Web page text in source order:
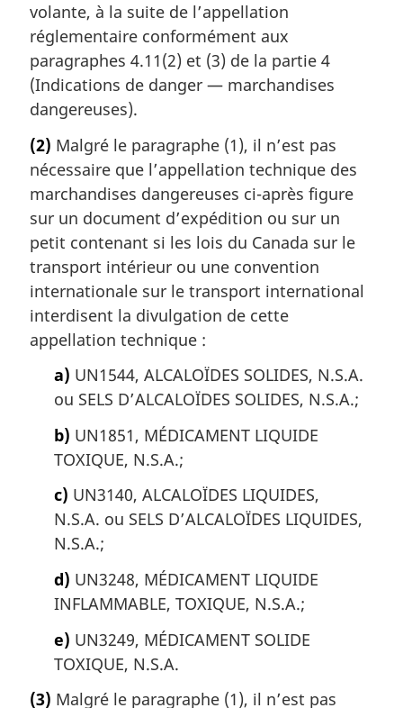
volante, à la suite de l’appellation
réglementaire conformément aux
paragraphes 4.11(2) et (3) de la partie 4
(Indications de danger — marchandises
dangereuses).
(2) Malgré le paragraphe (1), il n’est pas
nécessaire que l’appellation technique des
marchandises dangereuses ci-après figure
sur un document d’expédition ou sur un
petit contenant si les lois du Canada sur le
transport intérieur ou une convention
internationale sur le transport international
interdisent la divulgation de cette
appellation technique :
a) UN1544, ALCALOÏDES SOLIDES, N.S.A.
ou SELS D’ALCALOÏDES SOLIDES, N.S.A.;
b) UN1851, MÉDICAMENT LIQUIDE
TOXIQUE, N.S.A.;
c) UN3140, ALCALOÏDES LIQUIDES,
N.S.A. ou SELS D’ALCALOÏDES LIQUIDES,
N.S.A.;
d) UN3248, MÉDICAMENT LIQUIDE
INFLAMMABLE, TOXIQUE, N.S.A.;
e) UN3249, MÉDICAMENT SOLIDE
TOXIQUE, N.S.A.
(3) Malgré le paragraphe (1), il n’est pas